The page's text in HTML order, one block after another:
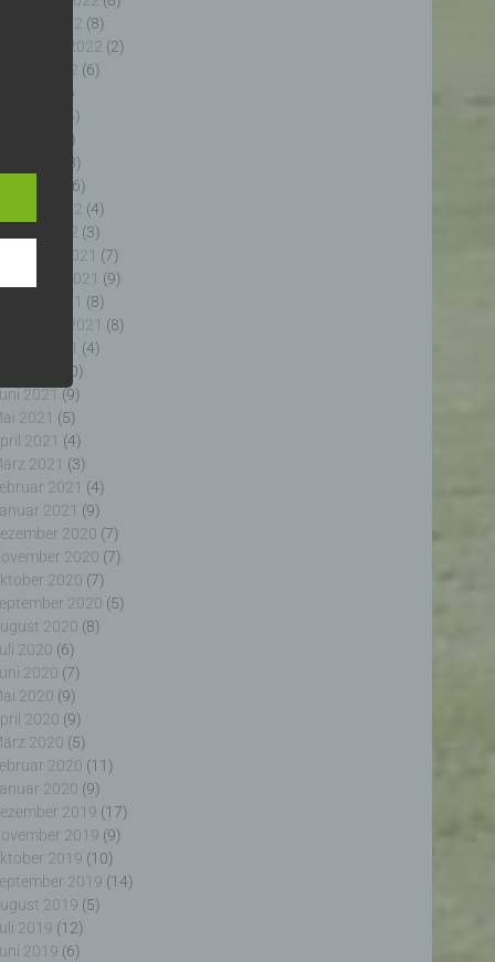
Oktober 2022 (8)
September 2022 (2)
August 2022 (6)
(5)
(4)
2022
(5)
(8)
(6)
Februar 2022 (4)
Januar 2022 (3)
Dezember 2021 (7)
November 2021 (9)
Oktober 2021 (8)
September 2021 (8)
August 2021 (4)
(10)
2021 (9)
2021 (5)
2021 (4)
2021 (3)
2021 (4)
2021 (9)
2020 (7)
2020 (7)
2020 (7)
2020 (5)
2020 (8)
2020 (6)
2020 (7)
2020 (9)
2020 (9)
2020 (5)
2020 (11)
2020 (9)
2019 (17)
2019 (9)
2019 (10)
2019 (14)
2019 (5)
2019 (12)
2019 (6)
der
das